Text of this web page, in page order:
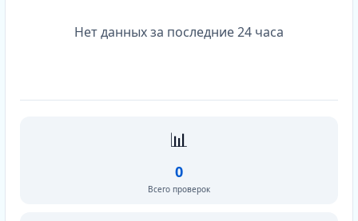
Нет данных за последние 24 часа
📊
0
Всего проверок